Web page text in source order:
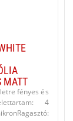
MATT
fényes és
4